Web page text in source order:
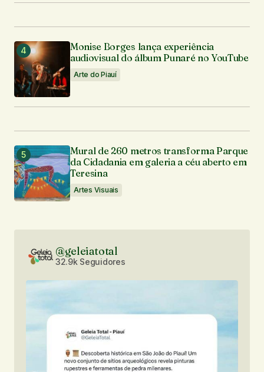
Monise Borges lança experiência
audiovisual do álbum Punaré no YouTube
Arte do Piauí
Mural de 260 metros transforma Parque
da Cidadania em galeria a céu aberto em
Teresina
Artes Visuais
@geleiatotal
32.9k Seguidores